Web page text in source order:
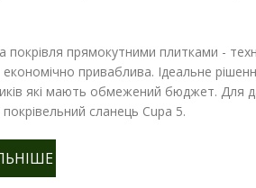
покрівля прямокутними плитками -
економічно приваблива. Ідеальне
які мають обмежений бюджет. Для
сланець Cupa 5.